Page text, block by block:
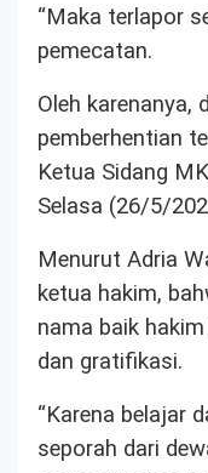
“Maka terlapor
pemecatan.
Oleh karenanya,
pemberhentian
Ketua Sidang
Selasa (26/5/
Menurut Adria
ketua hakim,
nama baik
dan gratifikasi.
“Karena belajar
seporah dari